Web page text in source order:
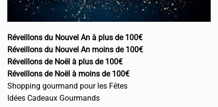
Réveillons du Nouvel An à plus de 100€
Réveillons du Nouvel An moins de 100€
Réveillons de Noël à plus de 100€
Réveillons de Noël à moins de 100€
Shopping gourmand pour les Fêtes
Idées Cadeaux Gourmands